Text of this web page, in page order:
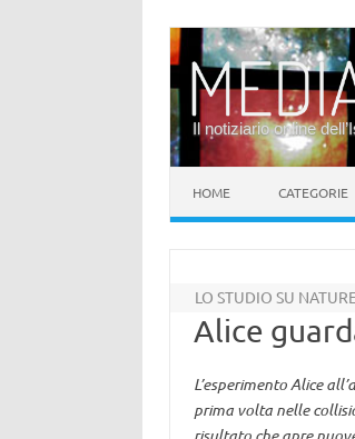
Il notiziario online
HOME CATEGORIE
LO STUDIO SU
Alice
L’esperimento Alice
prima volta nelle